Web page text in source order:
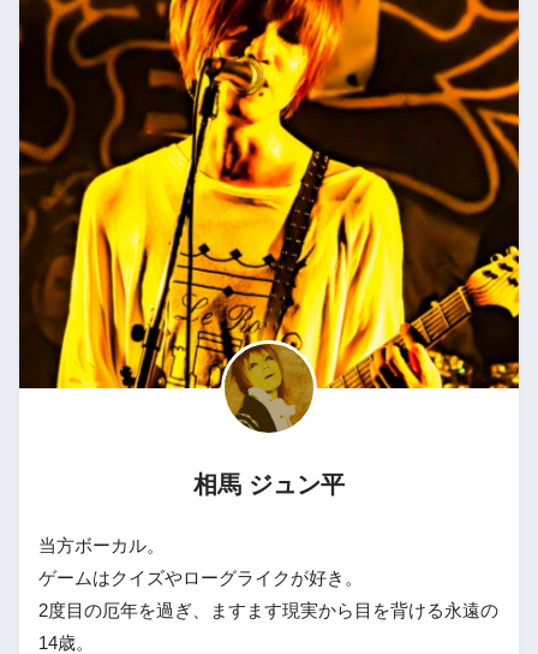
相馬 ジュン平
当方ボーカル。
ゲームはクイズやローグライクが好き。
2度目の厄年を過ぎ、ますます現実から目を背ける永遠の
14歳。